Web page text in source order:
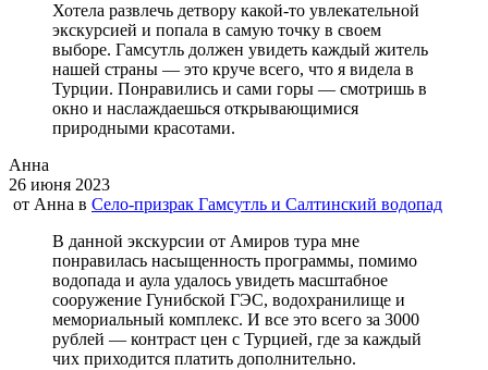
Хотела развлечь детвору какой-то увлекательной
экскурсией и попала в самую точку в своем
выборе. Гамсутль должен увидеть каждый житель
нашей страны — это круче всего, что я видела в
Турции. Понравились и сами горы — смотришь в
окно и наслаждаешься открывающимися
природными красотами.
Анна
26 июня 2023
от Анна в Село-призрак Гамсутль и Салтинский водопад
В данной экскурсии от Амиров тура мне
понравилась насыщенность программы, помимо
водопада и аула удалось увидеть масштабное
сооружение Гунибской ГЭС, водохранилище и
мемориальный комплекс. И все это всего за 3000
рублей — контраст цен с Турцией, где за каждый
чих приходится платить дополнительно.